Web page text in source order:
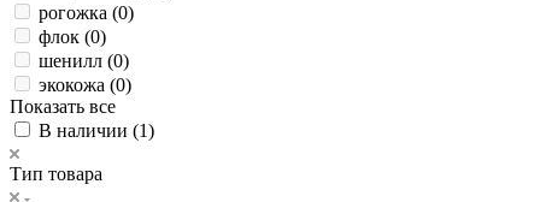
рогожка (0)
флок (0)
шенилл (0)
экокожа (0)
Показать все
В наличии (1)
Тип товара